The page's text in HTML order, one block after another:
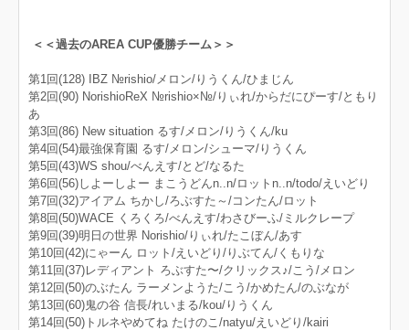
＜＜過去のAREA CUP優勝チーム＞＞
第1回(128) IBZ №rishio/メロン/りうくん/ひまじん
第2回(90) NorishioReX №rishio×№/りぃれ/からだにぴーす/ともり
あ
第3回(86) New situation るす/メロン/りうくん/ku
第4回(54)最強保育園 るす/メロン/シューマ/りうくん
第5回(43)WS shou/べんえす/とど/なるた
第6回(56)しよーしよー まこうどんn..n/ロットn..n/todo/えいどり
第7回(32)アイアム ちかし/ろぶすた～/コンたん/ロット
第8回(50)WACE くろくろ/べんえす/わさびーふ/ミルクレープ
第9回(39)明日の世界 Norishio/りぃれ/たこぼん/あす
第10回(42)にゃーん ロット/えいどり/りぶてん/くもりな
第11回(37)レディアント ろぶすた〜/クリックス♪/こう/メロン
第12回(50)のぶたん ラーメンようた/こう/かめたん/のぶなが
第13回(60)鬼の谷 信長/れいまる/kou/りうくん
第14回(50)トルネやめてね たけのこ/natyu/えいどり/kairi